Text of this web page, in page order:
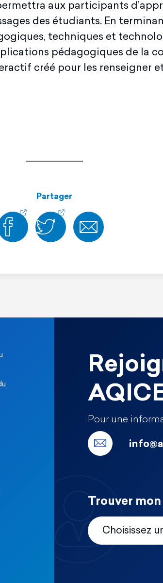
aux participants
des étudiants. En
techniques et
pédagogiques de la
créé pour les renseigner
Partager
Pour une
Trouver
Choisissez